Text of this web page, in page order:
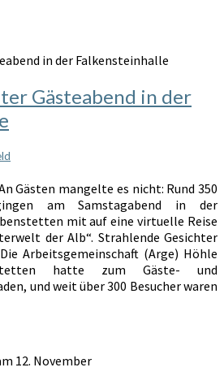
in der Falkensteinhalle
Gästeabend in der
Gästen mangelte es nicht: Rund 350
am Samstagabend in der
mit auf eine virtuelle Reise
der Alb“. Strahlende Gesichter
Arbeitsgemeinschaft (Arge) Höhle
hatte zum Gäste- und
und weit über 300 Besucher waren
12. November